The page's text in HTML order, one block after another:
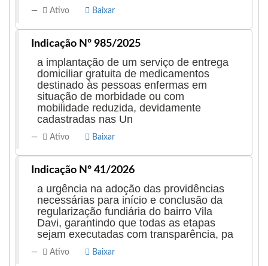
Ativo Baixar
Indicação Nº 985/2025
a implantação de um serviço de entrega
domiciliar gratuita de medicamentos
destinado às pessoas enfermas em
situação de morbidade ou com
mobilidade reduzida, devidamente
cadastradas nas Un
Ativo Baixar
Indicação Nº 41/2026
a urgência na adoção das providências
necessárias para início e conclusão da
regularização fundiária do bairro Vila
Davi, garantindo que todas as etapas
sejam executadas com transparência, pa
Ativo Baixar